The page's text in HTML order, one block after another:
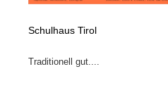
Schulhaus Tirol
Traditionell gut....